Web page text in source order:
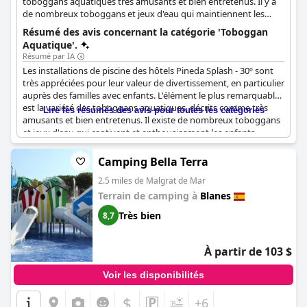
de nombreux toboggans et jeux d'eau qui maintiennent les
enfants occupés et excités. L'hôtel propose également
différentes piscines thématiques conçues spécifiquement pour
les enfants, garantissant qu'il y en a pour tous les goûts.
Résumé des avis concernant la catégorie 'Toboggan
Aquatique'.
Résumé par IA
Les installations de piscine des hôtels Pineda Splash - 30º sont
très appréciées pour leur valeur de divertissement, en particulier
auprès des familles avec enfants. L'élément le plus remarquable
est la variété des toboggans aquatiques, décrits comme très
amusants et bien entretenus. Il existe de nombreux toboggans
et jeux d'eau qui captivent et enthousiasment les enfants.
L'hôtel propose également différentes piscines thématiques
spécialement conçues pour les enfants, garantissant qu'il y en a
pour tous les goûts. Cependant, il convient de noter que
certains toboggans ont des restrictions de taille, ce qui peut
limiter l'accès aux enfants plus jeunes ou plus petits. Dans
l'ensemble, la piscine et la zone de toboggans sont considérées
comme un point fort de l'hôtel, offrant un environnement sûr et
agréable pour le plaisir en famille.
Lire les résumés des avis pour toutes les catégories
Camping Bella Terra
2.5 miles de Malgrat de Mar
Terrain de camping à Blanes
8,7 Très bien
À partir de 103 $
Voir les disponibilités
$ +6